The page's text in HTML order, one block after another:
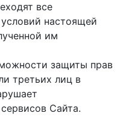
все
настоящей
им
защиты прав
третьих лиц в
Сайта.